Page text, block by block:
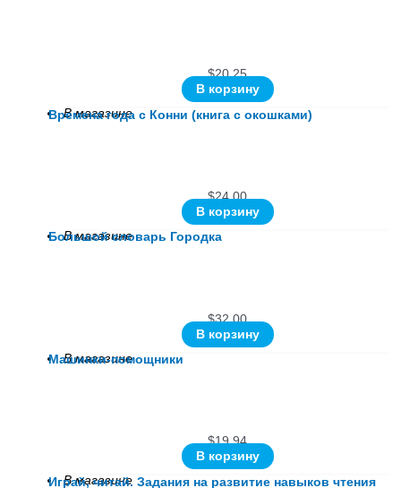
$20.25
В корзину
В магазине
Времена года с Конни (книга с окошками)
$24.00
В корзину
В магазине
Большой словарь Городка
$32.00
В корзину
В магазине
Машинки-помощники
$19.94
В корзину
В магазине
Играй, читай. Задания на развитие навыков чтения